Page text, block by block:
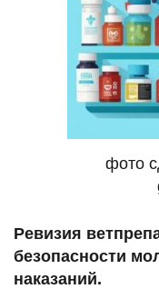
фото
Ревизия
безопасности
наказаний.